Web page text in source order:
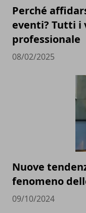
Perché
eventi? Tutti i
professionale
08/02/2025
Nuove
fenomeno
09/10/2024